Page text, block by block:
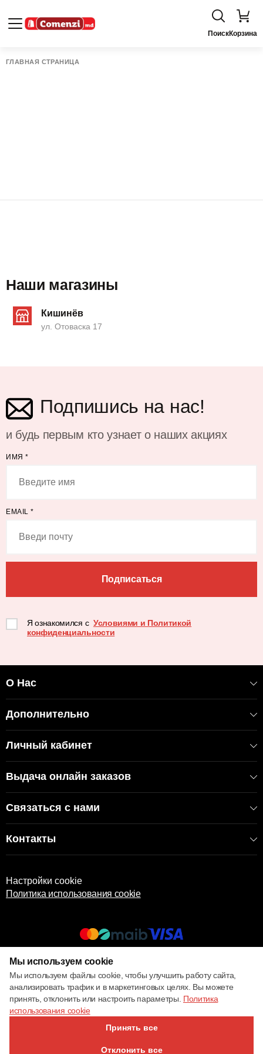
ПоискКорзина
ГЛАВНАЯ СТРАНИЦА
Наши магазины
Кишинёв
ул. Отоваска 17
Подпишись на нас!
и будь первым кто узнает о наших акциях
ИМЯ *
EMAIL *
Подписаться
Я ознакомился с Условиями и Политикой
конфиденциальности
О Нас
Дополнительно
Личный кабинет
Выдача онлайн заказов
Связаться с нами
Контакты
Настройки cookie
Политика использования cookie
© 2017 – 2026 ECOM
Мы используем cookie
Мы используем файлы cookie, чтобы улучшить работу сайта,
анализировать трафик и в маркетинговых целях. Вы можете
принять, отклонить или настроить параметры. Политика
использования cookie
Принять все
Отклонить все